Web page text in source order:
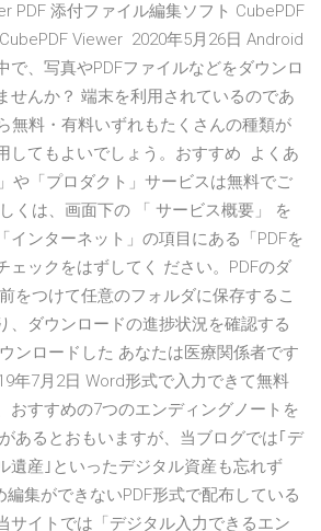
PDF 添付ファイル編集ソフト CubePDF
Viewer 2020年5月26日 Android
で、写真やPDFファイルなどをダウンロ
せんか？ 端末を利用されているのであ
無料・有料いずれもたくさんの種類が
してもよいでしょう。おすすめ よくあ
や「プロダクト」サービスは無料でご
くは、画面下の 「 サービス概要」 を
インターネット」の項目にある「PDFを
ェックをはずしてく ださい。PDFのダ
をつけて任意のフォルダに保存するこ
、ダウンロードの進捗状況を確認する
ンロードした あなたは医療関係者です
年7月2日 Word形式で入力できて無料
おすすめの7つのエンディングノートを
あるとおもいますが、当ブログでは｢デ
遺産｣といったデジタル資産も忘れず
編集ができないPDF形式で配布している
サイトでは「デジタル入力できるエン